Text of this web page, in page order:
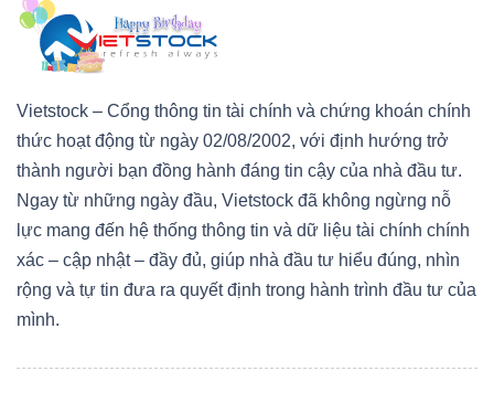
Vietstock – Cổng thông tin tài chính và chứng khoán chính
thức hoạt động từ ngày 02/08/2002, với định hướng trở
thành người bạn đồng hành đáng tin cậy của nhà đầu tư.
Ngay từ những ngày đầu, Vietstock đã không ngừng nỗ
lực mang đến hệ thống thông tin và dữ liệu tài chính chính
xác – cập nhật – đầy đủ, giúp nhà đầu tư hiểu đúng, nhìn
rộng và tự tin đưa ra quyết định trong hành trình đầu tư của
mình.